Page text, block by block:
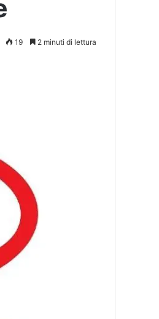
19 2 minuti di lettura